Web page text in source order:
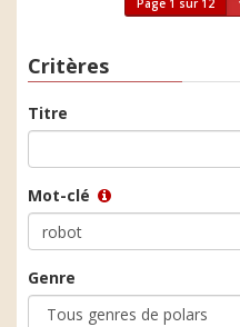
Critères
Titre
Mot-clé
Genre